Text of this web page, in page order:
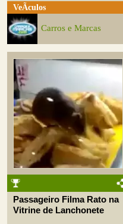
VeÃ­culos
Carros e Marcas
Passageiro Filma Rato na
Vitrine de Lanchonete